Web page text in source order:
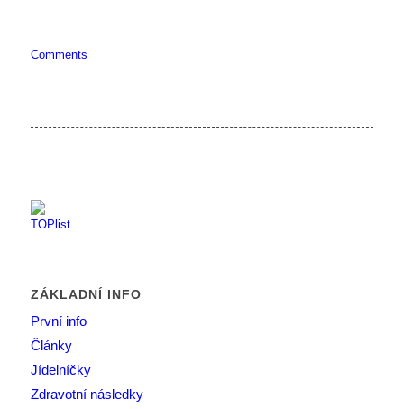
Comments
ZÁKLADNÍ INFO
První info
Články
Jídelníčky
Zdravotní následky